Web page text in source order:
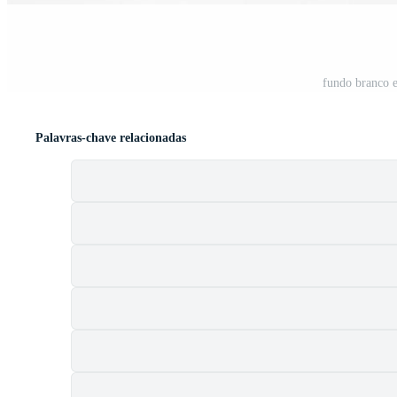
fundo branco
Palavras-chave relacionadas